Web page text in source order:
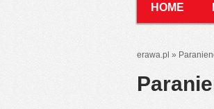
HOME
erawa.pl »